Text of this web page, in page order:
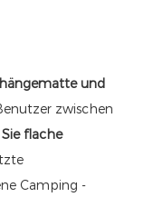
und
zwischen
flache
Camping -